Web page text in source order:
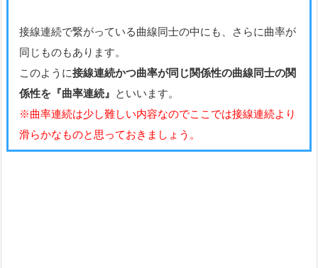
接線連続で繋がっている曲線同士の中にも、さらに曲率が
同じものもあります。
このように接線連続かつ曲率が同じ関係性の曲線同士の関
係性を『曲率連続』 といいます。
※曲率連続は少し難しい内容なのでここでは接線連続より
滑らかなものと思っておきましょう。